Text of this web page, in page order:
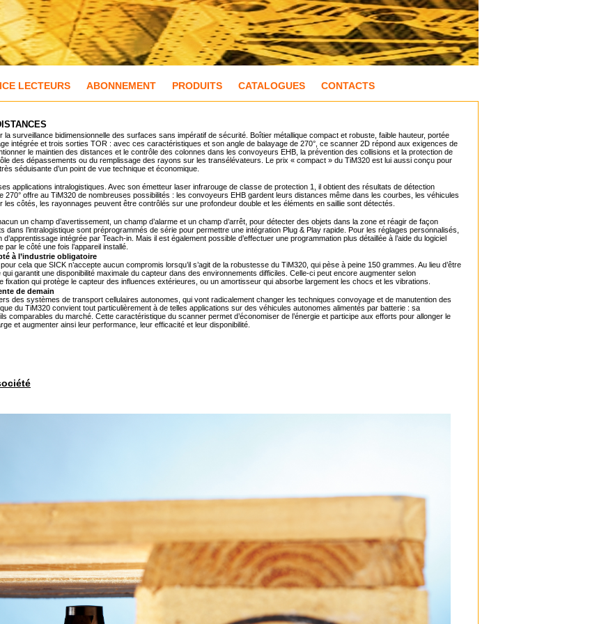
LECTEURS ABONNEMENT PRODUITS CATALOGUES CONTACTS
surveillance bidimensionnelle des surfaces sans impératif de sécurité. Boîtier métallique compact et robuste, faible hauteur, portée
intégrée et trois sorties TOR : avec ces caractéristiques et son angle de balayage de 270°, ce scanner 2D répond aux exigences de
le maintien des distances et le contrôle des colonnes dans les convoyeurs EHB, la prévention des collisions et la protection de
des dépassements ou du remplissage des rayons sur les transélévateurs. Le prix « compact » du TiM320 est lui aussi conçu pour
séduisante d’un point de vue technique et économique.
applications intralogistiques. Avec son émetteur laser infrarouge de classe de protection 1, il obtient des résultats de détection
offre au TiM320 de nombreuses possibilités : les convoyeurs EHB gardent leurs distances même dans les courbes, les véhicules
côtés, les rayonnages peuvent être contrôlés sur une profondeur double et les éléments en saillie sont détectés.
un champ d’avertissement, un champ d’alarme et un champ d’arrêt, pour détecter des objets dans la zone et réagir de façon
l’intralogistique sont préprogrammés de série pour permettre une intégration Plug & Play rapide. Pour les réglages personnalisés,
intégrée par Teach-in. Mais il est également possible d’effectuer une programmation plus détaillée à l’aide du logiciel
le côté une fois l’appareil installé.
à l’industrie obligatoire
cela que SICK n’accepte aucun compromis lorsqu’il s’agit de la robustesse du TiM320, qui pèse à peine 150 grammes. Au lieu d’être
garantit une disponibilité maximale du capteur dans des environnements difficiles. Celle-ci peut encore augmenter selon
fixation qui protège le capteur des influences extérieures, ou un amortisseur qui absorbe largement les chocs et les vibrations.
de demain
des systèmes de transport cellulaires autonomes, qui vont radicalement changer les techniques convoyage et de manutention des
du TiM320 convient tout particulièrement à de telles applications sur des véhicules autonomes alimentés par batterie : sa
comparables du marché. Cette caractéristique du scanner permet d’économiser de l’énergie et participe aux efforts pour allonger le
et augmenter ainsi leur performance, leur efficacité et leur disponibilité.